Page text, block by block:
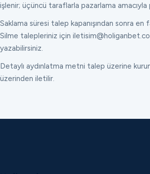
işlenir; üçüncü taraflarla pazarlama amacıyla
Saklama süresi talep kapanışından sonra en
Silme talepleriniz için
yazabilirsiniz.
Detaylı aydınlatma metni talep üzerine
üzerinden iletilir.